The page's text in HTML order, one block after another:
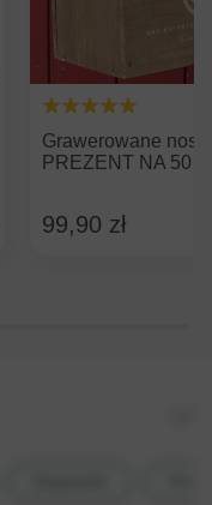
Grawerowane
PREZENT NA 50
99,90 zł